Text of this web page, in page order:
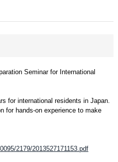
Seminar for International
for international residents in Japan.
for hands-on experience to make
2179/2013527171153.pdf